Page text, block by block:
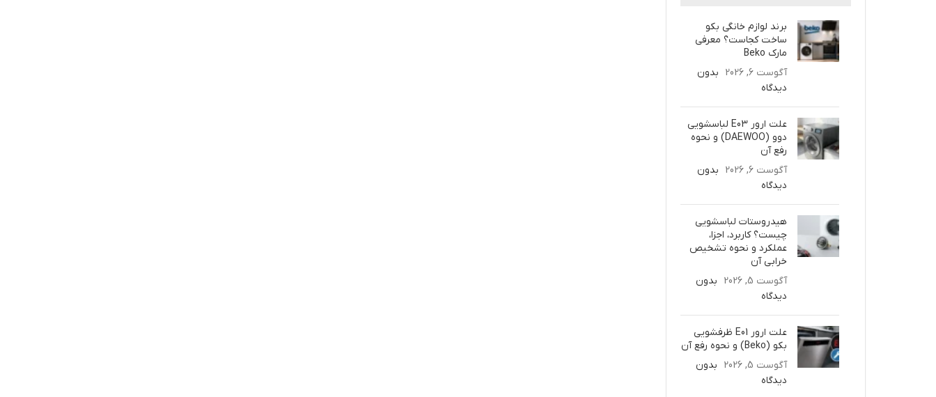
برند لوازم خانگی بکو
ساخت کجاست؟ معرفی
مارک Beko
آگوست 6, 2026
بدون
دیدگاه
علت ارور E03 لباسشویی
دوو (DAEWOO) و نحوه
رفع آن
آگوست 6, 2026
بدون
دیدگاه
هیدروستات لباسشویی
چیست؟ کاربرد، اجزا،
عملکرد و نحوه تشخیص
خرابی آن
آگوست 5, 2026
بدون
دیدگاه
علت ارور E01 ظرفشویی
بکو (Beko) و نحوه رفع آن
آگوست 5, 2026
بدون
دیدگاه